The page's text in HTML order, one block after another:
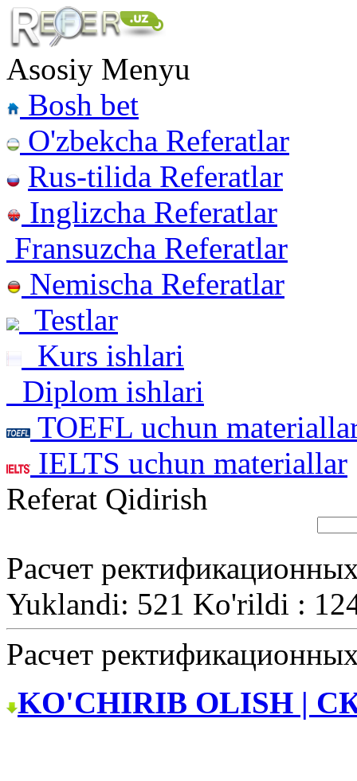
Asosiy Menyu
Bosh bet
O'zbekcha Referatlar
Rus-tilida Referatlar
Inglizcha Referatlar
Fransuzcha Referatlar
Nemischa Referatlar
Testlar
Kurs ishlari
Diplom ishlari
TOEFL uchun
IELTS uchun materiallar
Referat Qidirish
Расчет
Yuklandi: 521 Ko'rildi :
Расчет
KO'CHIRIB OLISH |